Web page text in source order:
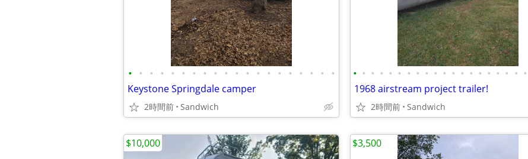
• • • • • • • • • • • • • • • • • • • •
Keystone Springdale camper
2時間前 Sandwich
• • • • • • • • • • • • • • • • • • • •
1968 airstream project trailer!
2時間前 Sandwich
$10,000 $3,500